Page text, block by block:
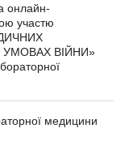
онлайн-
участю
УМОВАХ ВІЙНИ»
медицини